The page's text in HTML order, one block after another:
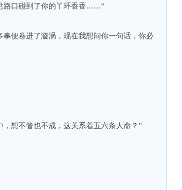
口碰到了你的丫环香香……”
便卷进了漩涡，现在我想问你一句话，你必
想不管也不成，这关系着五六条人命？”